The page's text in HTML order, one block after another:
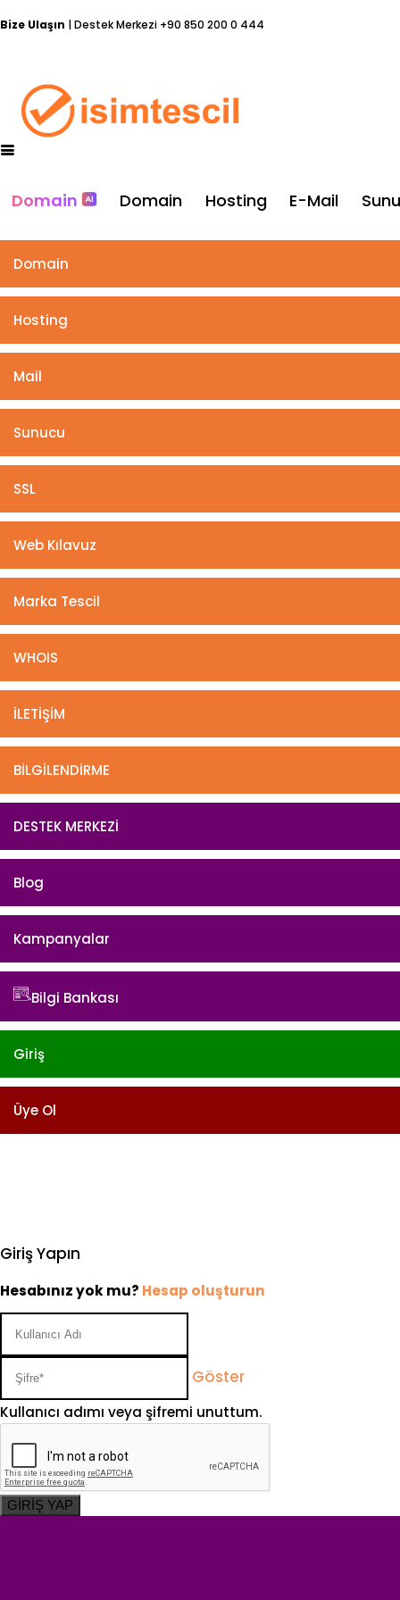
Bize Ulaşın | Destek Merkezi +90 850 200 0 444
Domain Domain Hosting E-Mail
Domain
Hosting
Mail
Sunucu
SSL
Web Kılavuz
Marka Tescil
WHOIS
İLETİŞİM
BİLGİLENDİRME
DESTEK MERKEZİ
Blog
Kampanyalar
Bilgi Bankası
Giriş
Üye Ol
Giriş Yapın
Hesabınız yok mu? Hesap oluşturun
Göster
Kullanıcı adımı veya şifremi unuttum.
GİRİŞ YAP